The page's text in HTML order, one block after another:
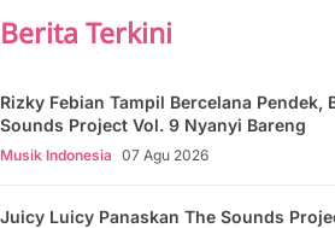
Berita Terkini
Rizky Febian Tampil Bercelana Pendek,
Sounds Project Vol. 9 Nyanyi Bareng
Musik Indonesia 07 Agu 2026
Juicy Luicy Panaskan The Sounds